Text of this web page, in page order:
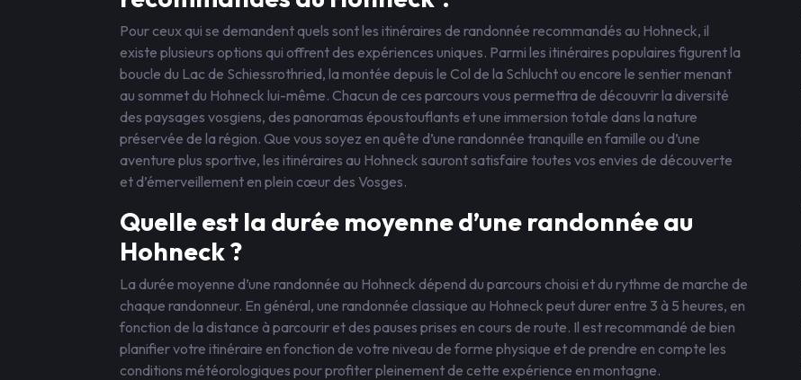
Pour ceux qui se demandent quels sont les itinéraires de randonnée recommandés au Hohneck, il
existe plusieurs options qui offrent des expériences uniques. Parmi les itinéraires populaires figurent la
boucle du Lac de Schiessrothried, la montée depuis le Col de la Schlucht ou encore le sentier menant
au sommet du Hohneck lui-même. Chacun de ces parcours vous permettra de découvrir la diversité
des paysages vosgiens, des panoramas époustouflants et une immersion totale dans la nature
préservée de la région. Que vous soyez en quête d’une randonnée tranquille en famille ou d’une
aventure plus sportive, les itinéraires au Hohneck sauront satisfaire toutes vos envies de découverte
et d’émerveillement en plein cœur des Vosges.
Quelle est la durée moyenne d’une randonnée au
Hohneck ?
La durée moyenne d’une randonnée au Hohneck dépend du parcours choisi et du rythme de marche de
chaque randonneur. En général, une randonnée classique au Hohneck peut durer entre 3 à 5 heures, en
fonction de la distance à parcourir et des pauses prises en cours de route. Il est recommandé de bien
planifier votre itinéraire en fonction de votre niveau de forme physique et de prendre en compte les
conditions météorologiques pour profiter pleinement de cette expérience en montagne.